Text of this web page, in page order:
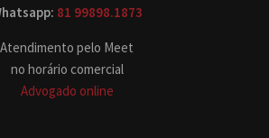
81 99898.1873
Atendimento pelo Meet
no horário comercial
Advogado online